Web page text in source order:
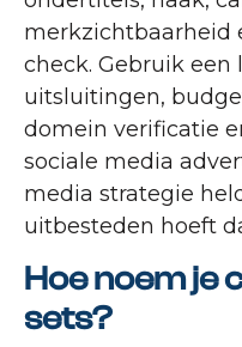
merkzichtbaarheid
check. Gebruik een
uitsluitingen,
domein verificatie
sociale media
media strategie
uitbesteden hoeft
Hoe noem je
sets?